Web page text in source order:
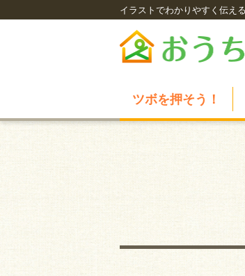
イラストでわかりやすく伝え
ツボを押そう！